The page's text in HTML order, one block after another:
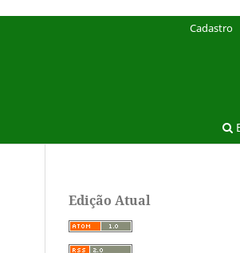
Cadastro
Edição Atual